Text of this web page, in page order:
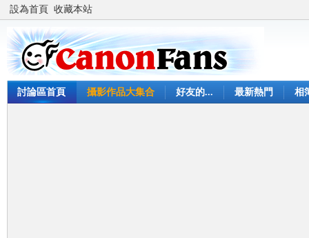
設為首頁 收藏本站
討論區首頁 攝影作品大集合 好友的... 最新熱門 相